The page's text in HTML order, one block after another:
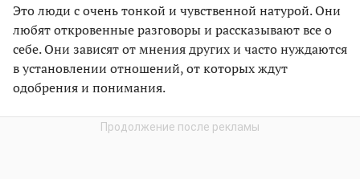
Это люди с очень тонкой и чувственной натурой. Они
любят откровенные разговоры и рассказывают все о
себе. Они зависят от мнения других и часто нуждаются
в установлении отношений, от которых ждут
одобрения и понимания.